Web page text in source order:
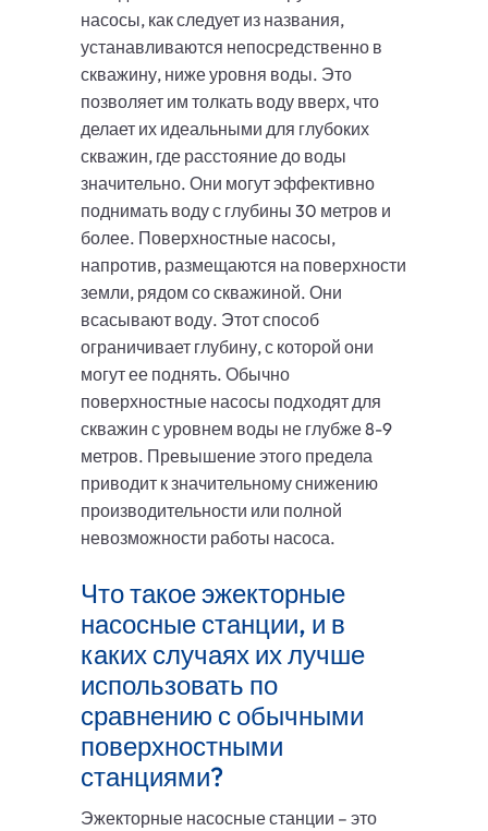
насосы, как следует из названия,
устанавливаются непосредственно в
скважину, ниже уровня воды. Это
позволяет им толкать воду вверх, что
делает их идеальными для глубоких
скважин, где расстояние до воды
значительно. Они могут эффективно
поднимать воду с глубины 30 метров и
более. Поверхностные насосы,
напротив, размещаются на поверхности
земли, рядом со скважиной. Они
всасывают воду. Этот способ
ограничивает глубину, с которой они
могут ее поднять. Обычно
поверхностные насосы подходят для
скважин с уровнем воды не глубже 8-9
метров. Превышение этого предела
приводит к значительному снижению
производительности или полной
невозможности работы насоса.
Что такое эжекторные
насосные станции, и в
каких случаях их лучше
использовать по
сравнению с обычными
поверхностными
станциями?
Эжекторные насосные станции – это